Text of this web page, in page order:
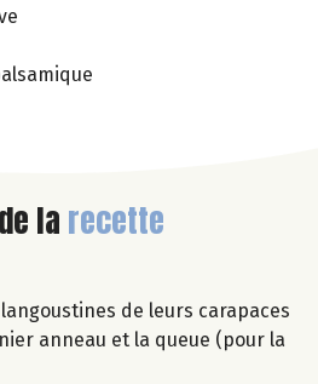
de la recette
de leurs carapaces
anneau et la queue (pour la